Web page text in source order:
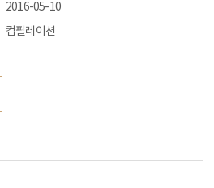
2016-05-10
컴필레이션